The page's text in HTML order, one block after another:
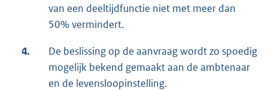
van een deeltijdfunctie niet met meer dan
50% vermindert.
4.
De beslissing op de aanvraag wordt zo spoedig
mogelijk bekend gemaakt aan de ambtenaar
en de levensloopinstelling.